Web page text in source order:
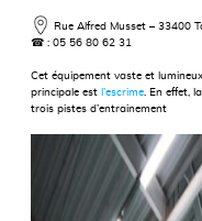
Rue Alfred Musset – 33400
☎ : 05 56 80 62 31
Cet équipement vaste et
principale est l’escrime . En effet,
trois pistes d’entrainement